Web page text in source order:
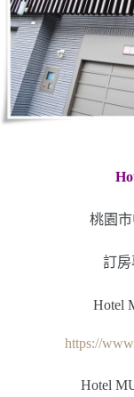
桃園
訂房
Hotel
https://
Hotel